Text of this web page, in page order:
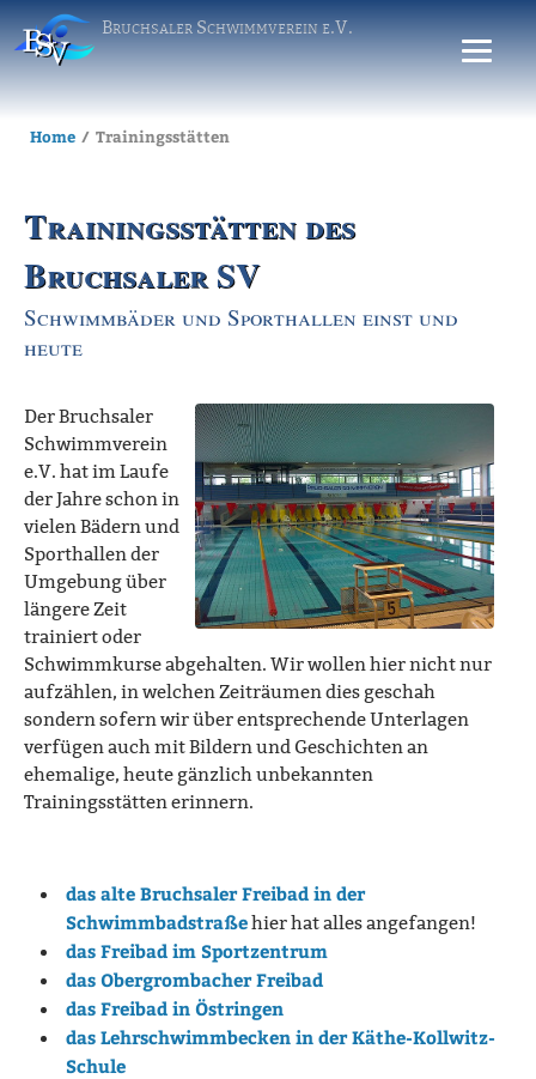
Bruchsaler Schwimmverein e.V.
Home Trainingsstätten
Trainingsstätten des
Bruchsaler SV
Schwimmbäder und Sporthallen einst und
heute
Der Bruchsaler
Schwimmverein
e.V. hat im Laufe
der Jahre schon in
vielen Bädern und
Sporthallen der
Umgebung über
längere Zeit
trainiert oder
Schwimmkurse abgehalten. Wir wollen hier nicht nur
aufzählen, in welchen Zeiträumen dies geschah
sondern sofern wir über entsprechende Unterlagen
verfügen auch mit Bildern und Geschichten an
ehemalige, heute gänzlich unbekannten
Trainingsstätten erinnern.
das alte Bruchsaler Freibad in der
Schwimmbadstraßehier hat alles angefangen!
das Freibad im Sportzentrum
das Obergrombacher Freibad
das Freibad in Östringen
das Lehrschwimmbecken in der Käthe-Kollwitz-
Schule